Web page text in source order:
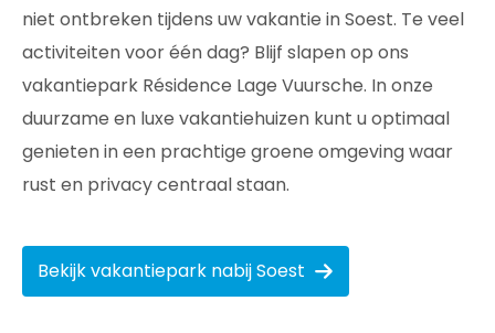
niet ontbreken tijdens uw vakantie in Soest. Te veel
activiteiten voor één dag? Blijf slapen op ons
vakantiepark Résidence Lage Vuursche. In onze
duurzame en luxe vakantiehuizen kunt u optimaal
genieten in een prachtige groene omgeving waar
rust en privacy centraal staan.
Bekijk vakantiepark nabij Soest